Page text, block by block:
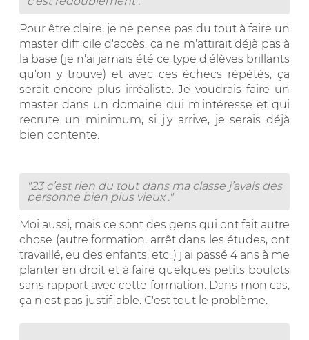
Pour être claire, je ne pense pas du tout à faire un
master difficile d'accès. ça ne m'attirait déjà pas à
la base (je n'ai jamais été ce type d'élèves brillants
qu'on y trouve) et avec ces échecs répétés, ça
serait encore plus irréaliste. Je voudrais faire un
master dans un domaine qui m'intéresse et qui
recrute un minimum, si j'y arrive, je serais déjà
bien contente.
"23 c’est rien du tout dans ma classe j’avais des
personne bien plus vieux ."
Moi aussi, mais ce sont des gens qui ont fait autre
chose (autre formation, arrêt dans les études, ont
travaillé, eu des enfants, etc..) j'ai passé 4 ans à me
planter en droit et à faire quelques petits boulots
sans rapport avec cette formation. Dans mon cas,
ça n'est pas justifiable. C'est tout le problème.